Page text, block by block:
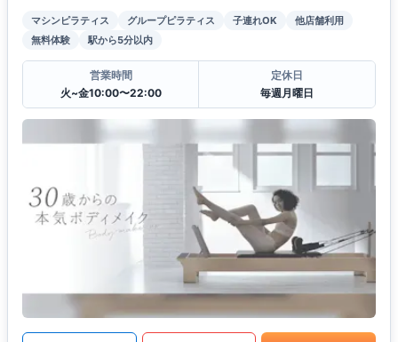
マシンピラティス グループピラティス 子連れOK
他店舗利用
無料体験
駅から5分以内
営業時間
火~金10:00〜22:00
定休日
毎週月曜日